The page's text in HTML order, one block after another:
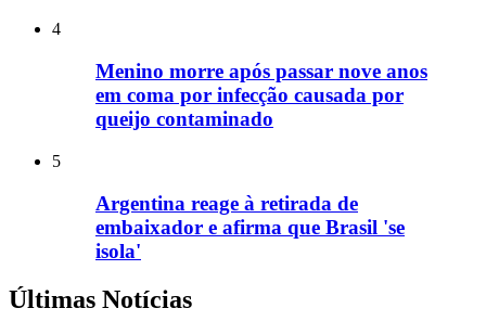
4
Menino morre após passar nove anos
em coma por infecção causada por
queijo contaminado
5
Argentina reage à retirada de
embaixador e afirma que Brasil 'se
isola'
Últimas Notícias